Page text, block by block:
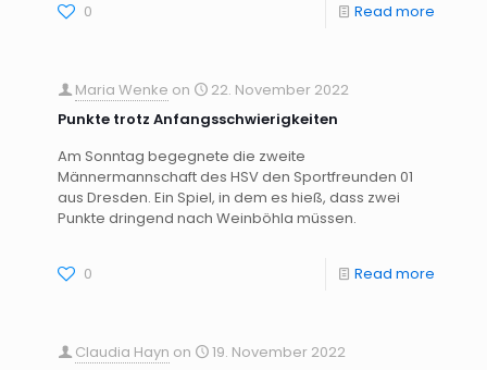
0 Read more
Maria Wenke on
22. November 2022
Punkte trotz Anfangsschwierigkeiten
Am Sonntag begegnete die zweite
Männermannschaft des HSV den Sportfreunden 01
aus Dresden. Ein Spiel, in dem es hieß, dass zwei
Punkte dringend nach Weinböhla müssen.
0 Read more
Claudia Hayn on
19. November 2022